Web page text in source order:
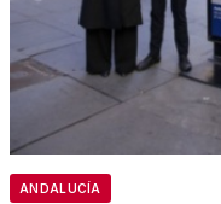
ANDALUCÍA